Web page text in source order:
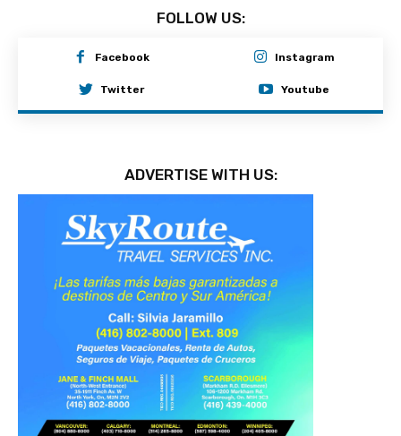
FOLLOW US:
Facebook Instagram
Twitter Youtube
ADVERTISE WITH US: